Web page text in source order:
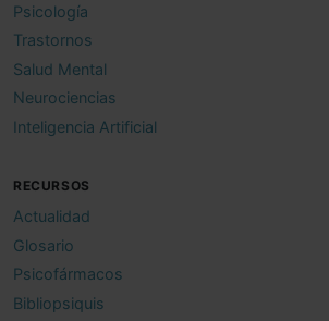
Psicología
Trastornos
Salud Mental
Neurociencias
Inteligencia Artificial
RECURSOS
Actualidad
Glosario
Psicofármacos
Bibliopsiquis